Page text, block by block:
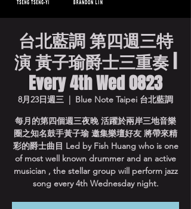
台北藍調 第四週三特
演 黃子瑜爵士三重奏 |
Every 4th Wed 0823
8月23日週三
  |
Blue Note Taipei 台北藍調
每月的第四個週三夜晚 活躍於兩岸三地音樂
圈之知名鼓手黃子瑜 邀集樂壇好友 將帶來精
彩的爵士曲目 Led by Fish Huang who is one
of most well known drummer and an active
musician , the stellar group will perform jazz
song every 4th Wednesday night.